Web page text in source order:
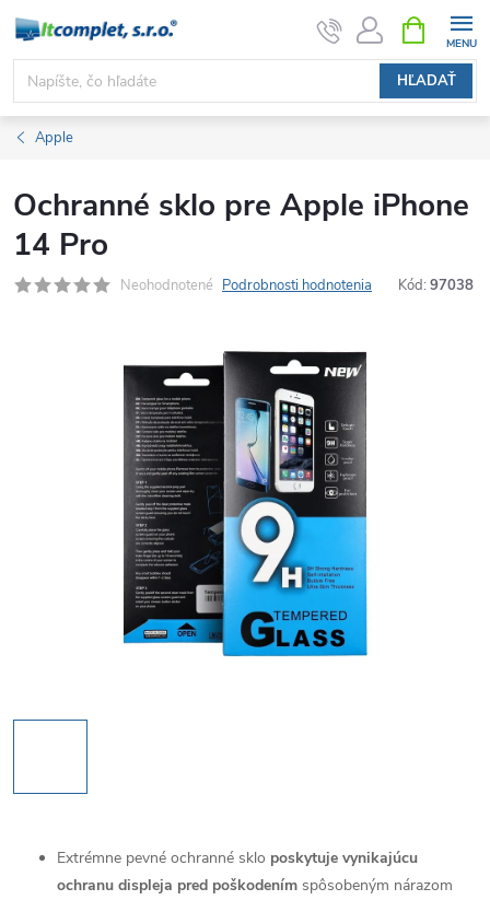
Prejsť
obsah
HĽADAŤ
KOŠÍK
Apple
Ochranné sklo pre Apple iPhone
14 Pro
Neohodnotené Podrobnosti hodnotenia Kód: 97038
Extrémne pevné ochranné sklo poskytuje vynikajúcu
ochranu displeja pred poškodením spôsobeným nárazom